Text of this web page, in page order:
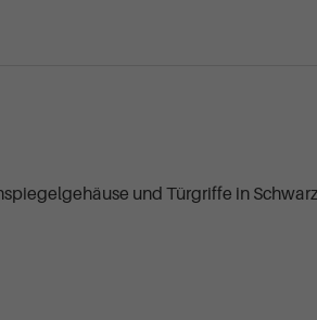
und Türgriffe in